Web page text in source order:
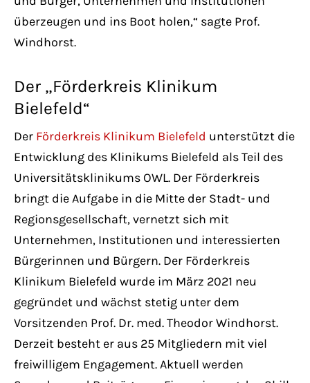
überzeugen und ins Boot holen,“ sagte Prof.
Windhorst.
Der „Förderkreis Klinikum
Bielefeld“
Der Förderkreis Klinikum Bielefeld unterstützt die
Entwicklung des Klinikums Bielefeld als Teil des
Universitätsklinikums OWL. Der Förderkreis
bringt die Aufgabe in die Mitte der Stadt- und
Regionsgesellschaft, vernetzt sich mit
Unternehmen, Institutionen und interessierten
Bürgerinnen und Bürgern. Der Förderkreis
Klinikum Bielefeld wurde im März 2021 neu
gegründet und wächst stetig unter dem
Vorsitzenden Prof. Dr. med. Theodor Windhorst.
Derzeit besteht er aus 25 Mitgliedern mit viel
freiwilligem Engagement. Aktuell werden